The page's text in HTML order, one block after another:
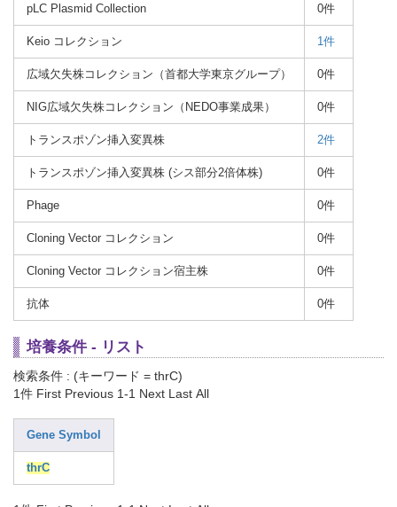
pLC Plasmid Collection 0件
Keio コレクション 1件
広域欠失株コレクション（首都大学東京グループ） 0件
NIG広域欠失株コレクション（NEDO事業成果） 0件
トランスポゾン挿入変異株 2件
トランスポゾン挿入変異株 (シス部分2倍体株) 0件
Phage 0件
Cloning Vector コレクション 0件
Cloning Vector コレクション宿主株 0件
抗体 0件
培養条件 - リスト
検索条件 : (キーワード = thrC)
1件 First Previous 1-1 Next Last All
Gene Symbol
thrC